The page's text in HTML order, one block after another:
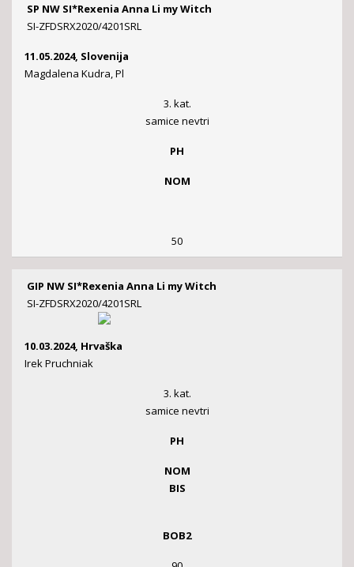
SP NW SI*Rexenia Anna Li my Witch
SI-ZFDSRX2020/4201SRL
11.05.2024, Slovenija
Magdalena Kudra, Pl
3. kat.
samice nevtri
PH
NOM
50
GIP NW SI*Rexenia Anna Li my Witch
SI-ZFDSRX2020/4201SRL
10.03.2024, Hrvaška
Irek Pruchniak
3. kat.
samice nevtri
PH
NOM
BIS
BOB2